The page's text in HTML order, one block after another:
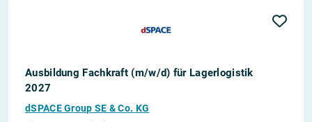
Ausbildung Fachkraft (m/w/d) für Lagerlogistik
2027
dSPACE Group SE & Co. KG